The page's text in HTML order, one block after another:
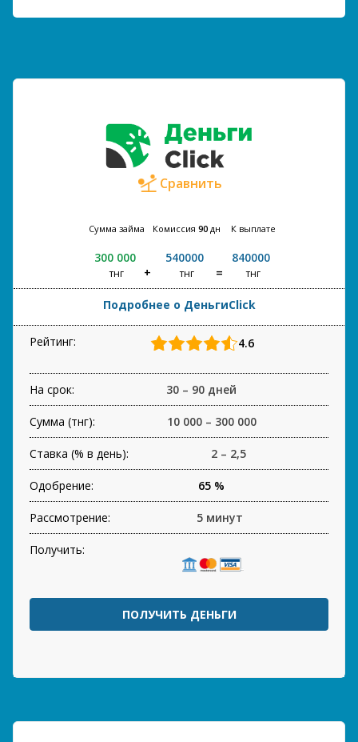
Сравнить
Сумма займа
300 000
тнг
Комиссия 90 дн
540000
тнг
К выплате
840000
тнг
Подробнее о ДеньгиClick
Рейтинг: 4.6
На срок: 30 – 90 дней
Сумма (тнг): 10 000 – 300 000
Ставка (% в день): 2 – 2,5
Одобрение: 65 %
Рассмотрение: 5 минут
Получить:
ПОЛУЧИТЬ ДЕНЬГИ